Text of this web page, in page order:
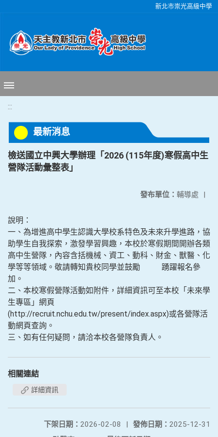
新北市崇光高級中學
:::
最新消息
檢送國立中興大學辦理「2026 (115年度)寒假高中生
營隊活動彙整表」
發布單位： 輔導處 |
說明：
一、為增進高中學生認識大學校系特色及未來升學進路，協
助學生自我探索，激發學習興趣，本校於寒假期間開辦各類
高中生營隊，內容含括機械、資工、動科、財金、獸醫、化
學等等領域。敬請轉知貴校同學並鼓勵 踴躍報名參
加。
二、本校寒假營隊活動如附件，詳細資訊可至本校「未來學
生專區」網頁
(http://recruit.nchu.edu.tw/present/index.aspx)或各營隊活
動網頁查詢。
三、如有任何疑問，請洽本校各營隊負責人。
相關連結
詳細資訊
發佈日期： 2025-12-31
下架日期： 2026-02-08
|